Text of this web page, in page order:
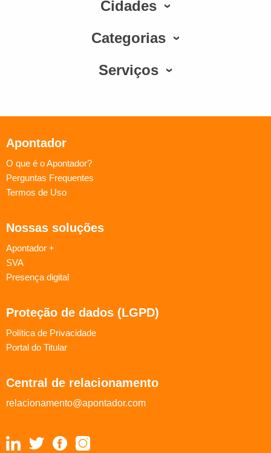
Cidades
Categorias
Serviços
Apontador
O que é o Apontador?
Perguntas Frequentes
Termos de Uso
Nossas soluções
Apontador +
SVA
Presença digital
Proteção de dados (LGPD)
Política de Privacidade
Portal do Titular
Central de relacionamento
relacionamento@apontador.com